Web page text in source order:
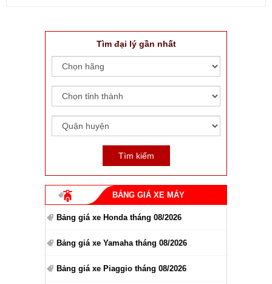
Tìm đại lý gần nhất
BẢNG GIÁ XE MÁY
Bảng giá xe Honda tháng 08/2026
Bảng giá xe Yamaha tháng 08/2026
Bảng giá xe Piaggio tháng 08/2026